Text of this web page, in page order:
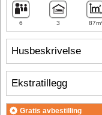
Husbeskrivelse
6 3 87m²
Ekstratillegg
Gratis avbestilling